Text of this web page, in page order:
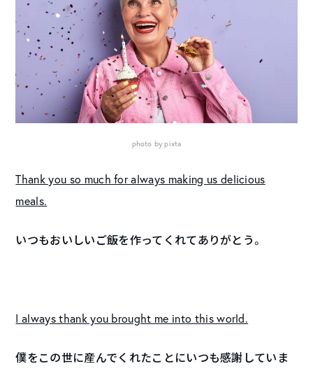
photo by pixta
Thank you so much for always making us delicious
meals.
いつもおいしいご飯を作ってくれてありがとう。
I always thank you brought me into this world.
僕をこの世に産んでくれたことにいつも感謝していま